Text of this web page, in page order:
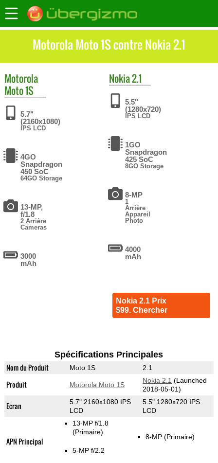
Motorola Moto 1S contre Nokia 2.1
Motorola
Moto 1S
5.7"
(2160x1080)
IPS LCD
4GO
Snapdragon
450 SoC
64GO Storage
13-MP,
f/1.8
2 Arrière
Cameras
3000
mAh
Nokia2.1
5.5"
(1280x720)
IPS LCD
1GO
Snapdragon
425 SoC
8GO Storage
8-MP
1
Arrière
Appareil
Photo
4000
mAh
Nokia 2.1 Prix
$99. Chercher
Spécifications Principales
Nom du Produit Moto 1S 2.1
Produit Motorola Moto 1S
Nokia 2.1 (Launched
2018-05-01)
Ecran
5.7" 2160x1080 IPS
LCD
5.5" 1280x720 IPS
LCD
APN Principal
13-MP f/1.8
(Primaire)
5-MP f/2.2
8-MP (Primaire)